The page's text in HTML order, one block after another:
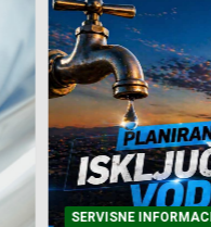
SERVISNE INFORMACIJE